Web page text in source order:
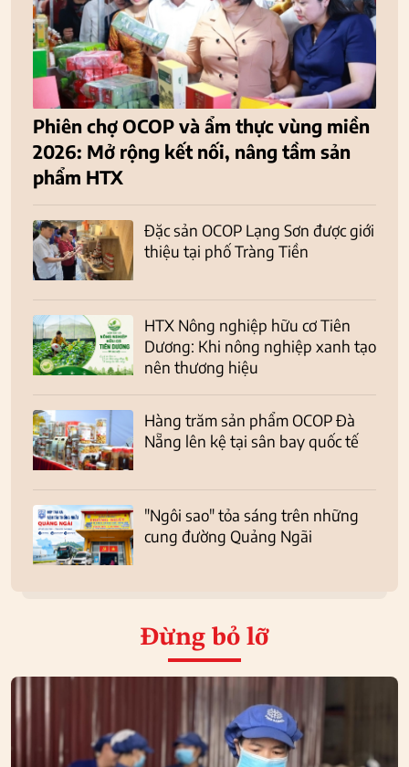
Phiên chợ OCOP và ẩm thực vùng miền
2026: Mở rộng kết nối, nâng tầm sản
phẩm HTX
Đặc sản OCOP Lạng Sơn được giới
thiệu tại phố Tràng Tiền
HTX Nông nghiệp hữu cơ Tiên
Dương: Khi nông nghiệp xanh tạo
nên thương hiệu
Hàng trăm sản phẩm OCOP Đà
Nẵng lên kệ tại sân bay quốc tế
"Ngôi sao" tỏa sáng trên những
cung đường Quảng Ngãi
Đừng bỏ lỡ